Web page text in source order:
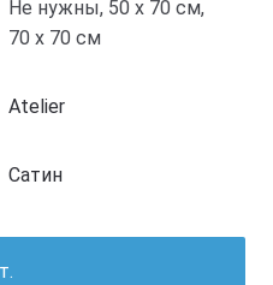
Не нужны, 50 x 70 см,
70 x 70 см
Atelier
Cатин